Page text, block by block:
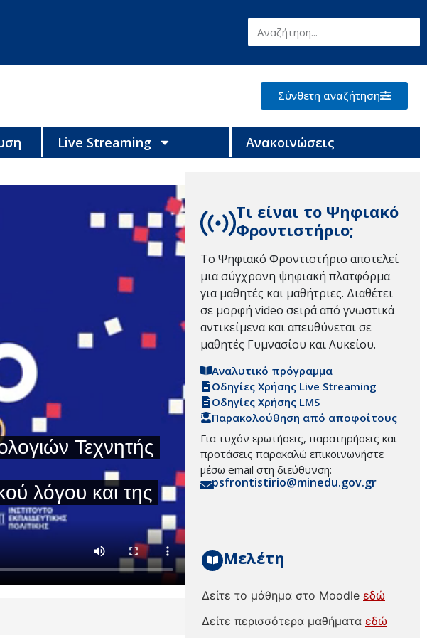
Σύνθετη αναζήτηση
Live Streaming Ανακοινώσεις
Τι είναι το Ψηφιακό
Φροντιστήριο;
Το Ψηφιακό Φροντιστήριο αποτελεί
μια σύγχρονη ψηφιακή πλατφόρμα
για μαθητές και μαθήτριες. Διαθέτει
σε μορφή video σειρά από γνωστικά
αντικείμενα και απευθύνεται σε
μαθητές Γυμνασίου και Λυκείου.
Αναλυτικό πρόγραμμα
Οδηγίες Χρήσης Live Streaming
Οδηγίες Χρήσης LMS
Παρακολούθηση από αποφοίτους
Για τυχόν ερωτήσεις, παρατηρήσεις και
προτάσεις παρακαλώ επικοινωνήστε
μέσω email στη διεύθυνση:
psfrontistirio@minedu.gov.gr
Μελέτη
Δείτε το μάθημα στο Moodle εδώ
Δείτε περισσότερα μαθήματα εδώ